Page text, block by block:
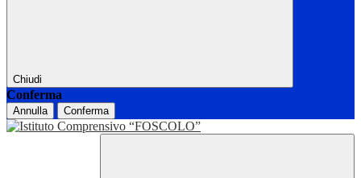
Chiudi
Conferma
Annulla Conferma